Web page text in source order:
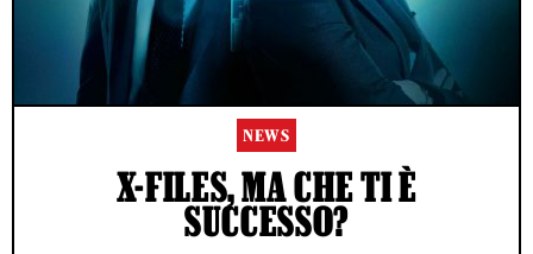
NEWS
X-FILES, MA CHE TI È
SUCCESSO?